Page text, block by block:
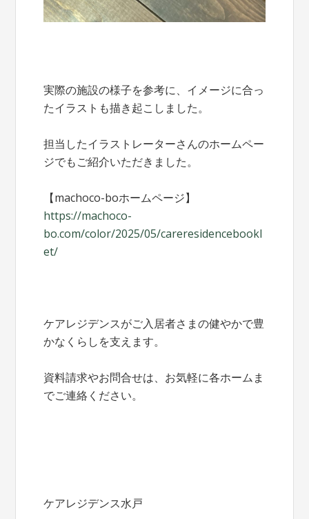
実際の施設の様子を参考に、イメージに合っ
たイラストも描き起こしました。
担当したイラストレーターさんのホームペー
ジでもご紹介いただきました。
【machoco-boホームページ】
https://machoco-
bo.com/color/2025/05/careresidencebookl
et/
ケアレジデンスがご入居者さまの健やかで豊
かなくらしを支えます。
資料請求やお問合せは、お気軽に各ホームま
でご連絡ください。
ケアレジデンス水戸